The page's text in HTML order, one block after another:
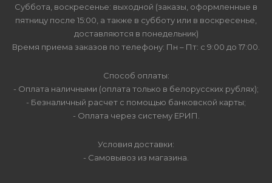
Суббота, воскресенье: выходной (заказы, оформленные в
пятницу после 15:00, а также в субботу или в воскресенье,
доставляются в понедельник)
Время приема заказов по телефону: Пн – Пт: с 9:00 до 17:00.
Способ оплаты:
- Оплата наличными (оплата только в белорусских рублях);
- Безналичный расчет с помощью банковской карты;
- Оплата через систему ЕРИП.
Условия доставки:
- Самовывоз из магазина.